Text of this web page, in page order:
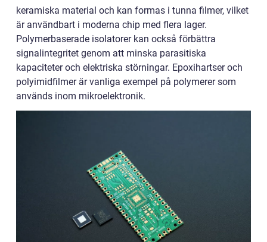
keramiska material och kan formas i tunna filmer, vilket
är användbart i moderna chip med flera lager.
Polymerbaserade isolatorer kan också förbättra
signalintegritet genom att minska parasitiska
kapaciteter och elektriska störningar. Epoxihartser och
polyimidfilmer är vanliga exempel på polymerer som
används inom mikroelektronik.